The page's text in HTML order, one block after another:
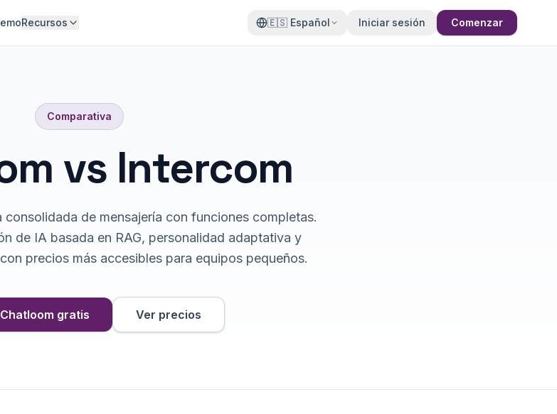
Recursos 🇪🇸 Español Iniciar sesión Comenzar
Comparativa
vs Intercom
consolidada de mensajería con funciones completas.
de IA basada en RAG, personalidad adaptativa y
precios más accesibles para equipos pequeños.
gratis Ver precios